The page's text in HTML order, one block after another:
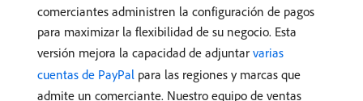
comerciantes administren la configuración de pagos
para maximizar la flexibilidad de su negocio. Esta
versión mejora la capacidad de adjuntar varias
cuentas de PayPal para las regiones y marcas que
admite un comerciante. Nuestro equipo de ventas